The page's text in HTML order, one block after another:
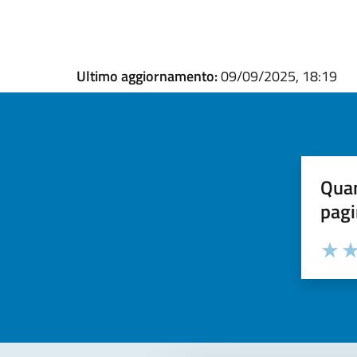
Ultimo aggiornamento:09/09/2025, 18:19
Valuta